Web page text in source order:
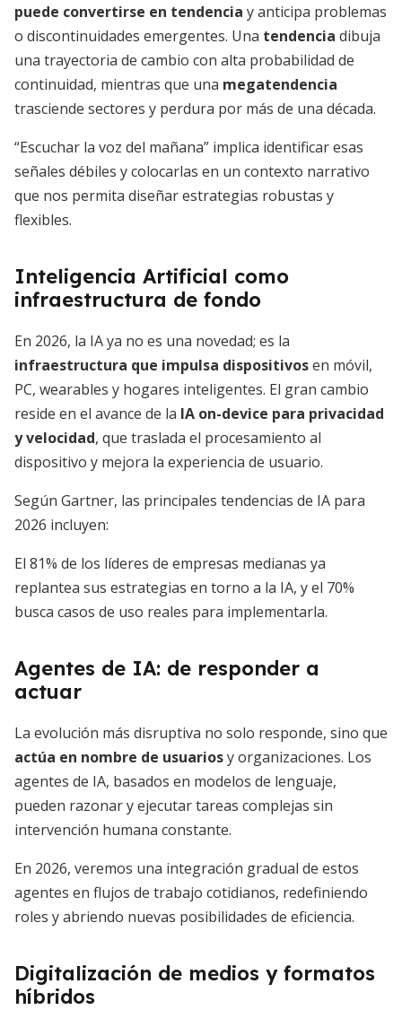
puede convertirse en tendencia y anticipa problemas
o discontinuidades emergentes. Una tendencia dibuja
una trayectoria de cambio con alta probabilidad de
continuidad, mientras que una megatendencia
trasciende sectores y perdura por más de una década.
“Escuchar la voz del mañana” implica identificar esas
señales débiles y colocarlas en un contexto narrativo
que nos permita diseñar estrategias robustas y
flexibles.
Inteligencia Artificial como
infraestructura de fondo
En 2026, la IA ya no es una novedad; es la
infraestructura que impulsa dispositivosen móvil,
PC, wearables y hogares inteligentes. El gran cambio
reside en el avance de la IA on-device para privacidad
y velocidad, que traslada el procesamiento al
dispositivo y mejora la experiencia de usuario.
Según Gartner, las principales tendencias de IA para
2026 incluyen:
El 81% de los líderes de empresas medianas ya
replantea sus estrategias en torno a la IA, y el 70%
busca casos de uso reales para implementarla.
Agentes de IA: de responder a
actuar
La evolución más disruptiva no solo responde, sino que
actúa en nombre de usuariosy organizaciones. Los
agentes de IA, basados en modelos de lenguaje,
pueden razonar y ejecutar tareas complejas sin
intervención humana constante.
En 2026, veremos una integración gradual de estos
agentes en flujos de trabajo cotidianos, redefiniendo
roles y abriendo nuevas posibilidades de eficiencia.
Digitalización de medios y formatos
híbridos